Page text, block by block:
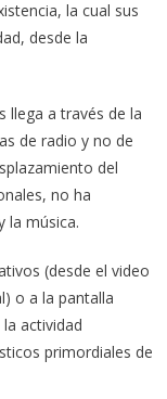
la cual sus
desde la
llega a través de la
de radio y no de
del
no ha
la música.
(desde el video
o a la pantalla
actividad
primordiales de